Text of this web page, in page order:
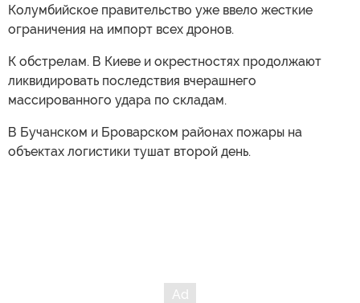
Колумбийское правительство уже ввело жесткие
ограничения на импорт всех дронов.
К обстрелам. В Киеве и окрестностях продолжают
ликвидировать последствия вчерашнего
массированного удара по складам.
В Бучанском и Броварском районах пожары на
объектах логистики тушат второй день.